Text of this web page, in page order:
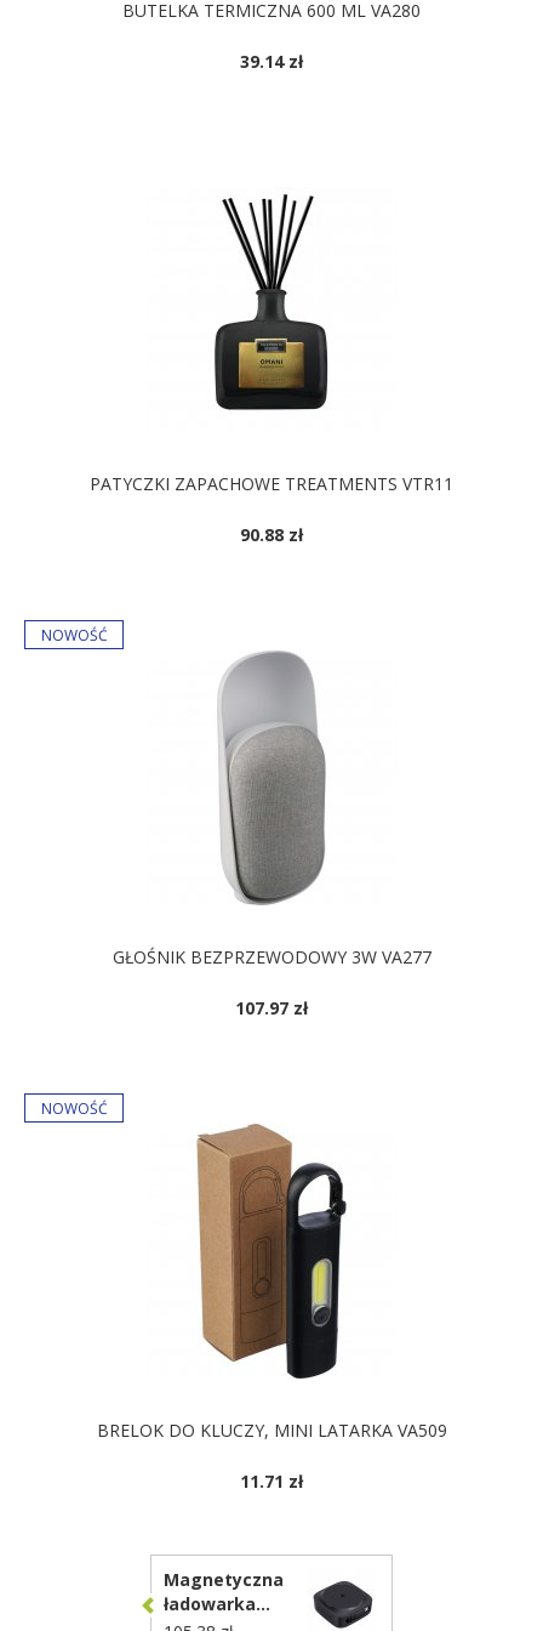
BUTELKA TERMICZNA 600 ML VA280
39.14 zł
PATYCZKI ZAPACHOWE TREATMENTS VTR11
90.88 zł
GŁOŚNIK BEZPRZEWODOWY 3W VA277
107.97 zł
BRELOK DO KLUCZY, MINI LATARKA VA509
11.71 zł
Magnetyczna
ładowarka